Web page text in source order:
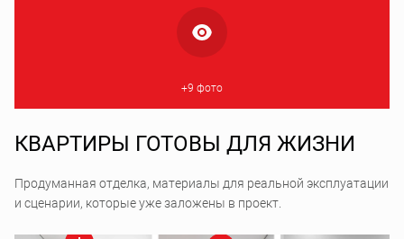
+9 фото
КВАРТИРЫ ГОТОВЫ ДЛЯ ЖИЗНИ
Продуманная отделка, материалы для реальной эксплуатации
и сценарии, которые уже заложены в проект.